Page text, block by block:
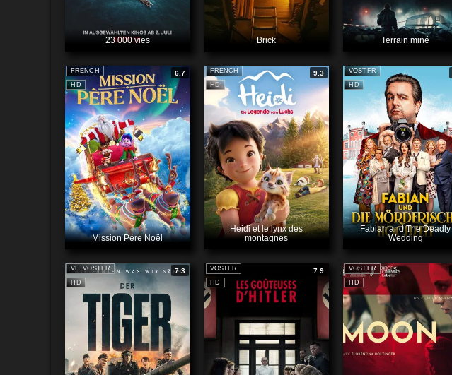
23 000 vies Brick Terrain miné
HD
FRENCH 6.7
Mission Père Noël
HD
FRENCH 9.3
Heidi et le lynx des
montagnes
HD
VOSTFR
Fabian and The Deadly
Wedding
HD
VF+VOSTFR 7.3
HD
VOSTFR 7.9
HD
VOSTFR